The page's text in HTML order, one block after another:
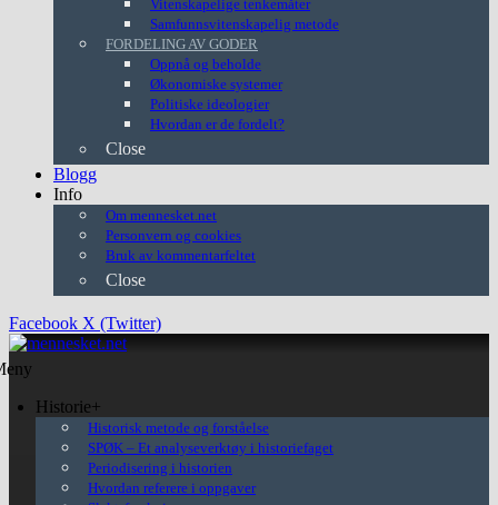
Vitenskapelige tenkemåter
Samfunnsvitenskapelig metode
FORDELING AV GODER
Oppnå og beholde
Økonomiske systemer
Politiske ideologier
Hvordan er de fordelt?
Close
Blogg
Info
Om mennesket.net
Personvern og cookies
Bruk av kommentarfeltet
Close
Facebook X (Twitter)
Historie+
Historisk metode og forståelse
SPØK – Et analyseverktøy i historiefaget
Periodisering i historien
Hvordan referere i oppgaver